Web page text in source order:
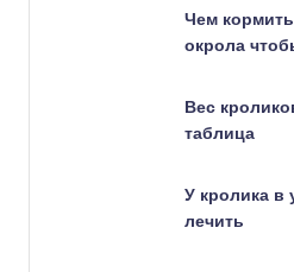
Чем
окрола
Вес
таблица
У кролика
лечить